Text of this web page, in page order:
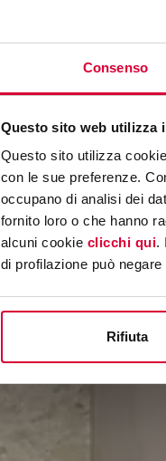
Consenso
Questo sito web utilizza
Questo sito utilizza
con le sue preferenze.
occupano di analisi dei
fornito loro o che hanno
alcuni cookie clicchi qui.
di profilazione può
Rifiuta